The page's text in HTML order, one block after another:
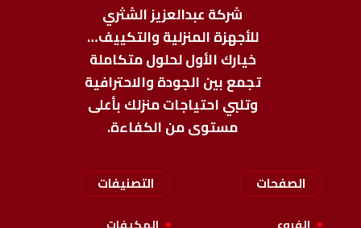
شركة عبدالعزيز الشثري
للأجهزة المنزلية والتكييف…
خيارك الأول لحلول متكاملة
تجمع بين الجودة والاحترافية
وتلبي احتياجات منزلك بأعلى
مستوى من الكفاءة.
الصفحات التصنيفات